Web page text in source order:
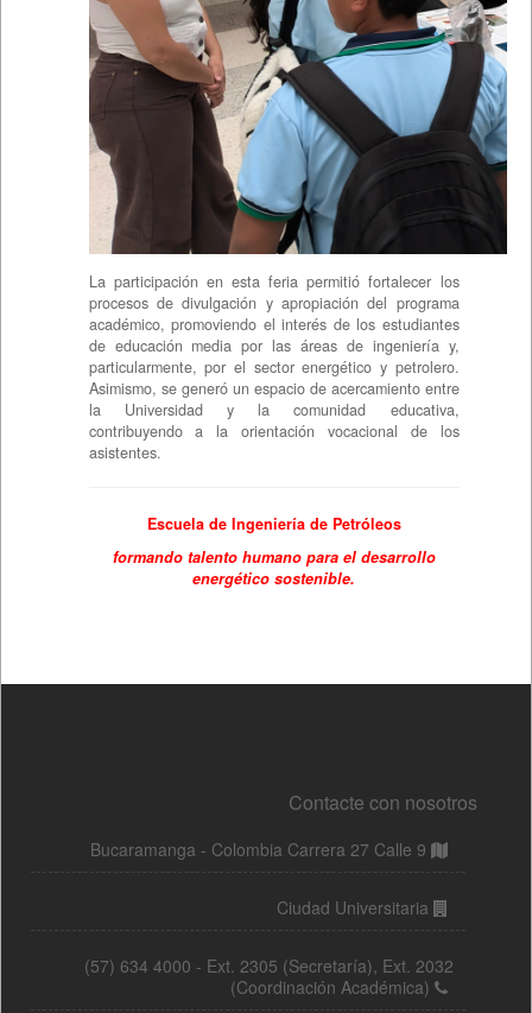
Contacte con nosotros
Bucaramanga - Colombia Carrera 27 Calle 9
Ciudad Universitaria
(57) 634 4000 - Ext. 2305 (Secretaría), Ext. 2032
(Coordinación Académica)